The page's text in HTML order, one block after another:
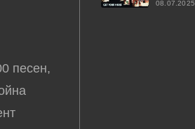
песен,
08.07.2025